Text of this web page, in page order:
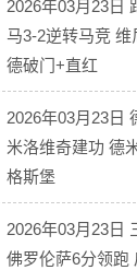
2026年03月23日
马3-2逆转马竞
德破门+直红
2026年03月23日
米洛维奇建功 德
格斯堡
2026年03月23日
佛罗伦萨6分领跑